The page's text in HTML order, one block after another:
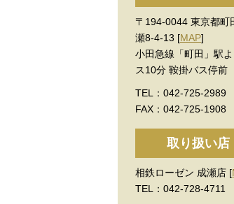
〒194-0044 東京都町
瀬8-4-13 [MAP]
小田急線「町田」駅
ス10分 鞍掛バス停前
TEL：042-725-2989
FAX：042-725-1908
取り扱い店
相鉄ローゼン 成瀬店 [
TEL：042-728-4711